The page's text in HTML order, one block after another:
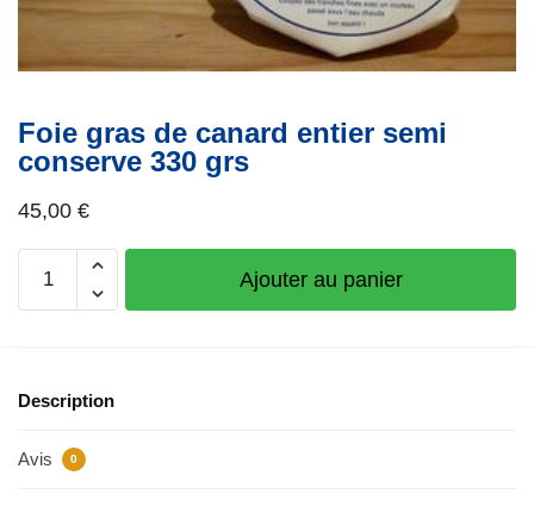
Foie gras de canard entier semi
conserve 330 grs
45,00 €
canard
semi
Ajouter au panier
Description
Avis 0